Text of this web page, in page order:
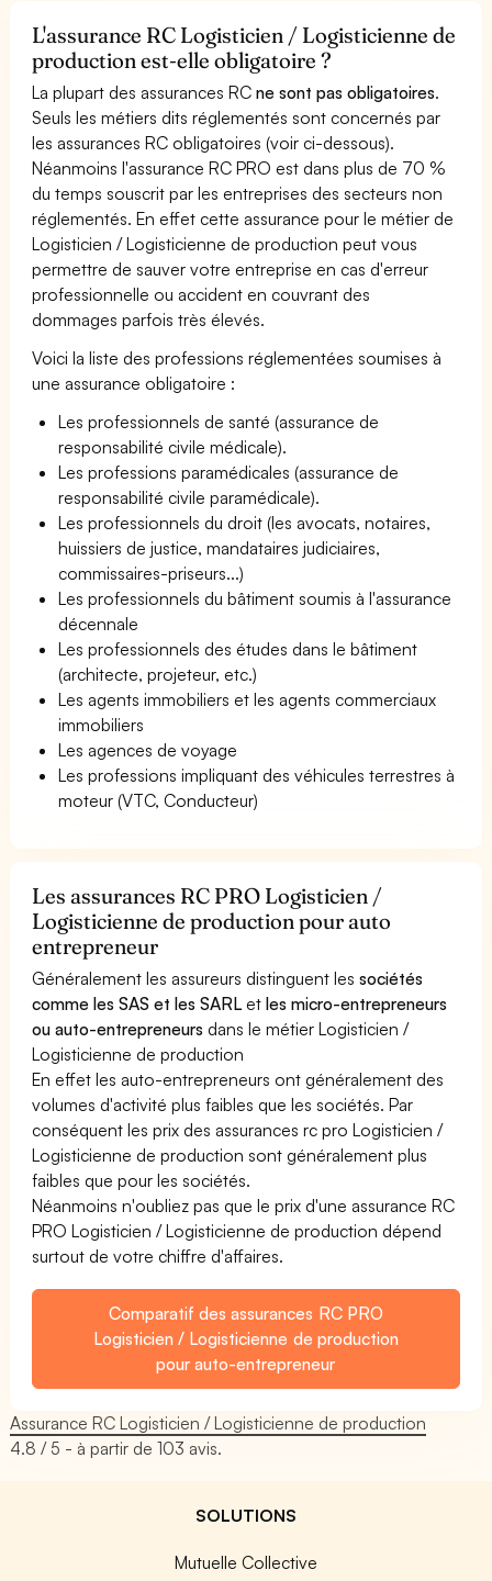
L'assurance RC Logisticien / Logisticienne de
production est-elle obligatoire ?
La plupart des assurances RCne sont pas obligatoires.
Seuls les métiers dits réglementés sont concernés par
les assurances RC obligatoires (voir ci-dessous).
Néanmoins l'assurance RC PRO est dans plus de 70 %
du temps souscrit par les entreprises des secteurs non
réglementés. En effet cette assurance pour le métier de
Logisticien / Logisticienne de production peut vous
permettre de sauver votre entreprise en cas d'erreur
professionnelle ou accident en couvrant des
dommages parfois très élevés.
Voici la liste des professions réglementées soumises à
une assurance obligatoire :
Les professionnels de santé (assurance de
responsabilité civile médicale).
Les professions paramédicales (assurance de
responsabilité civile paramédicale).
Les professionnels du droit (les avocats, notaires,
huissiers de justice, mandataires judiciaires,
commissaires-priseurs...)
Les professionnels du bâtiment soumis à l'assurance
décennale
Les professionnels des études dans le bâtiment
(architecte, projeteur, etc.)
Les agents immobiliers et les agents commerciaux
immobiliers
Les agences de voyage
Les professions impliquant des véhicules terrestres à
moteur (VTC, Conducteur)
Les assurances RC PRO Logisticien /
Logisticienne de production pour auto
entrepreneur
Généralement les assureurs distinguent lessociétés
comme les SAS et les SARL etles micro-entrepreneurs
ou auto-entrepreneurs dans le métier Logisticien /
Logisticienne de production
En effet les auto-entrepreneurs ont généralement des
volumes d'activité plus faibles que les sociétés. Par
conséquent les prix des assurances rc pro Logisticien /
Logisticienne de production sont généralement plus
faibles que pour les sociétés.
Néanmoins n'oubliez pas que le prix d'une assurance RC
PRO Logisticien / Logisticienne de production dépend
surtout de votre chiffre d'affaires.
Comparatif des assurances RC PRO
Logisticien / Logisticienne de production
pour auto-entrepreneur
Assurance RC Logisticien / Logisticienne de production
4.8 / 5 - à partir de103 avis.
SOLUTIONS
Mutuelle Collective